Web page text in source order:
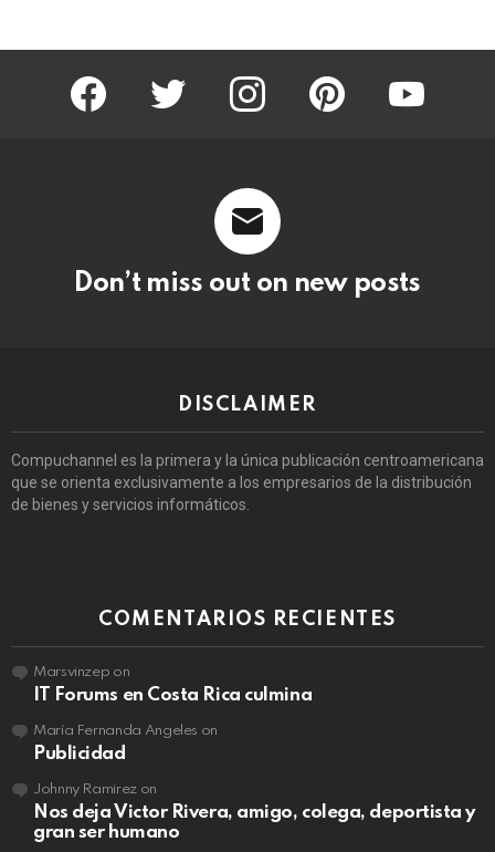
facebook twitter instagram pinterest youtube
Don’t miss out on new posts
DISCLAIMER
Compuchannel es la primera y la única publicación centroamericana
que se orienta exclusivamente a los empresarios de la distribución
de bienes y servicios informáticos.
COMENTARIOS RECIENTES
Marsvinzep on
IT Forums en Costa Rica culmina
María Fernanda Angeles on
Publicidad
Johnny Ramirezon
Nos deja Victor Rivera, amigo, colega, deportista y
gran ser humano